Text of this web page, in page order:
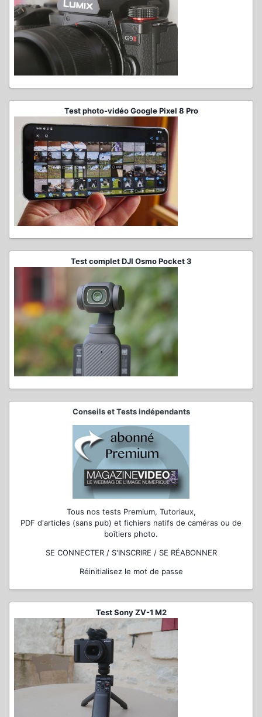
Test photo-vidéo Google Pixel 8 Pro
Test complet DJI Osmo Pocket 3
Conseils et Tests indépendants
Tous nos tests Premium, Tutoriaux,
PDF d'articles (sans pub) et fichiers natifs de caméras ou de
boîtiers photo.
SE CONNECTER / S'INSCRIRE / SE RÉABONNER
Réinitialisez le mot de passe
Test Sony ZV-1 M2